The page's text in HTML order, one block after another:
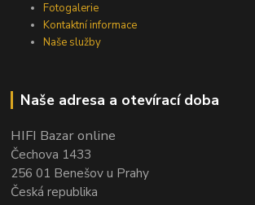
Fotogalerie
Kontaktní informace
Naše služby
Naše adresa a otevírací doba
HIFI Bazar online
Čechova 1433
256 01 Benešov u Prahy
Česká republika